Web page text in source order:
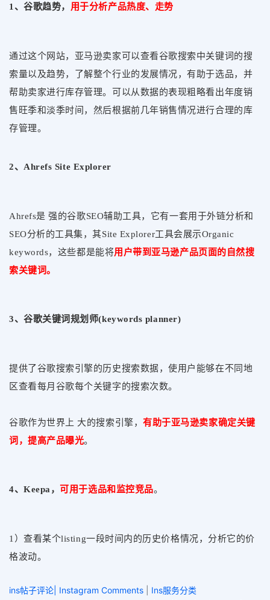
1、谷歌趋势， 用于分析产品热度、走势
通过这个网站，亚马逊卖家可以查看谷歌搜索中关键词的搜
索量以及趋势，了解整个行业的发展情况，有助于选品，并
帮助卖家进行库存管理。 可以从数据的表现粗略看出年度销
售旺季和淡季时间，然后根据前几年销售情况进行合理的库
存管理。
2、Ahrefs Site Explorer
Ahrefs是 强的谷歌SEO辅助工具，它有一套用于外链分析和
SEO分析的工具集，其Site Explorer工具会展示Organic
keywords，这些都是能将用户带到亚马逊产品页面的自然搜
索关键词。
3、谷歌关键词规划师(keywords planner)
提供了谷歌搜索引擎的历史搜索数据，使用户能够在不同地
区查看每月谷歌每个关键字的搜索次数。
谷歌作为世界上 大的搜索引擎，有助于亚马逊卖家确定关键
词 ，提高产品曝光。
4、Keepa， 可用于选品和监控竞品。
1）查看某个listing一段时间内的历史价格情况，分析它的价
格波动。
ins帖子评论| Instagram Comments Ins服务分类